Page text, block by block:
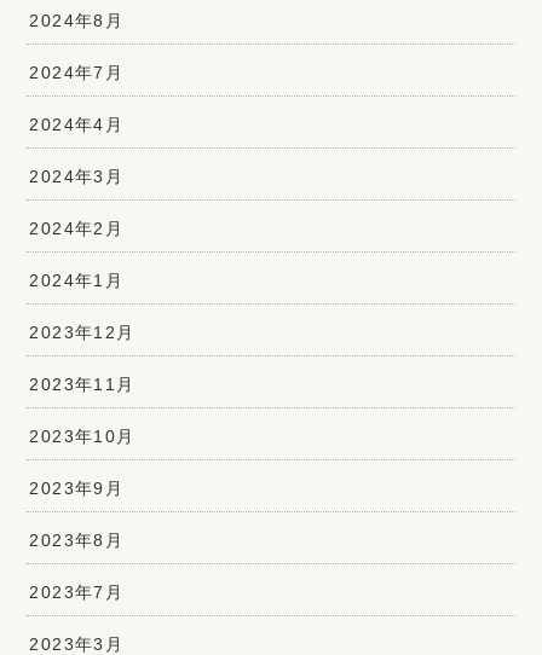
2024年8月
2024年7月
2024年4月
2024年3月
2024年2月
2024年1月
2023年12月
2023年11月
2023年10月
2023年9月
2023年8月
2023年7月
2023年3月